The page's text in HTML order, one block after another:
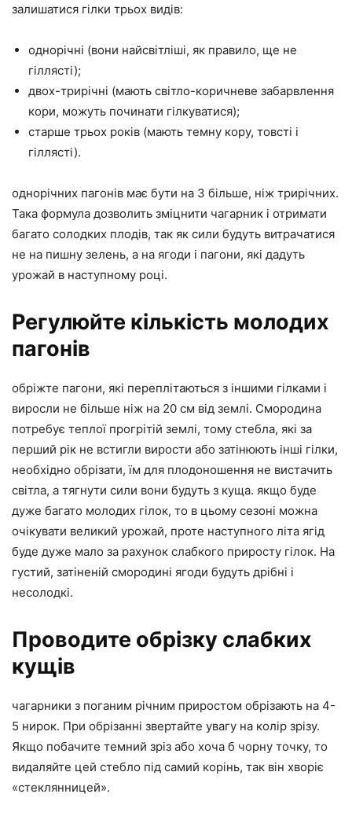
залишатися гілки трьох видів:
однорічні (вони найсвітліші, як правило, ще не
гіллясті);
двох-трирічні (мають світло-коричневе забарвлення
кори, можуть починати гілкуватися);
старше трьох років (мають темну кору, товсті і
гіллясті).
однорічних пагонів має бути на 3 більше, ніж трирічних.
Така формула дозволить зміцнити чагарник і отримати
багато солодких плодів, так як сили будуть витрачатися
не на пишну зелень, а на ягоди і пагони, які дадуть
урожай в наступному році.
Регулюйте кількість молодих
пагонів
обріжте пагони, які переплітаються з іншими гілками і
виросли не більше ніж на 20 см від землі. Смородина
потребує теплої прогрітій землі, тому стебла, які за
перший рік не встигли вирости або затінюють інші гілки,
необхідно обрізати, їм для плодоношення не вистачить
світла, а тягнути сили вони будуть з куща. якщо буде
дуже багато молодих гілок, то в цьому сезоні можна
очікувати великий урожай, проте наступного літа ягід
буде дуже мало за рахунок слабкого приросту гілок. На
густий, затіненій смородині ягоди будуть дрібні і
несолодкі.
Проводите обрізку слабких
кущів
чагарники з поганим річним приростом обрізають на 4-
5 нирок. При обрізанні звертайте увагу на колір зрізу.
Якщо побачите темний зріз або хоча б чорну точку, то
видаляйте цей стебло під самий корінь, так він хворіє
«стеклянницей».